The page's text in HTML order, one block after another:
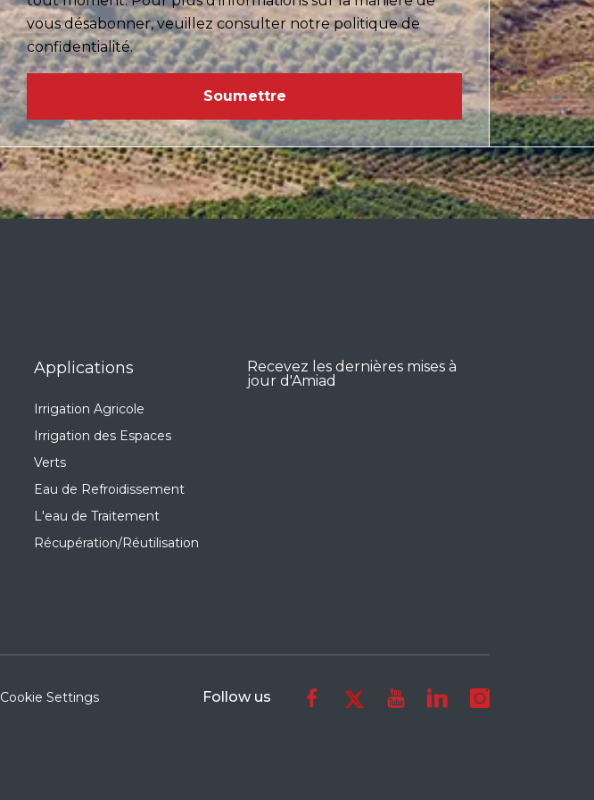
vous désabonner, veuillez consulter notre politique de
confidentialité.
Applications
Irrigation Agricole
Irrigation des Espaces
Verts
Eau de Refroidissement
L'eau de Traitement
Récupération/Réutilisation
Recevez les dernières mises à
jour d'Amiad
Cookie Settings Follow us